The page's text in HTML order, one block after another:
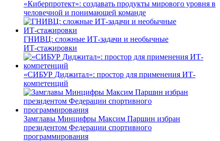
«Киберпротект»: создавать продукты мирового уровня в
человечной и понимающей команде
ГНИВЦ: сложные ИТ‑задачи и необычные
ИТ‑стажировки
«СИБУР Диджитал»: простор для применения ИТ-
компетенций
Замглавы Минцифры Максим Паршин избран
президентом Федерации спортивного
программирования